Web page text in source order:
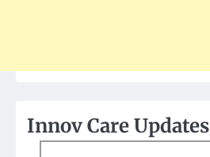
Innov Care Updates